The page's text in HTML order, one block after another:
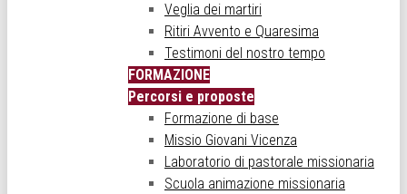
Veglia dei martiri
Ritiri Avvento e Quaresima
Testimoni del nostro tempo
FORMAZIONE
Percorsi e proposte
Formazione di base
Missio Giovani Vicenza
Laboratorio di pastorale missionaria
Scuola animazione missionaria